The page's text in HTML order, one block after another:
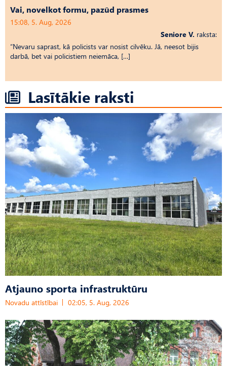
Vai, novelkot formu, pazūd prasmes
15:08, 5. Aug, 2026
Seniore V. raksta:
“Nevaru saprast, kā policists var nosist cilvēku. Jā, neesot bijis
darbā, bet vai policistiem neiemāca, […]
Lasītākie raksti
Atjauno sporta infrastruktūru
Novadu attīstībai 02:05, 5. Aug, 2026